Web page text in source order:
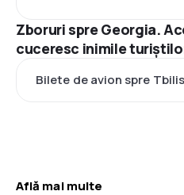
Zboruri spre Georgia.
cuceresc inimile
Bilete de avion spre
Află mai multe